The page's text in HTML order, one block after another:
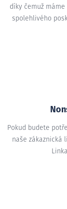
díky čemuž
spolehlivého
Pokud budete
naše zákaznická